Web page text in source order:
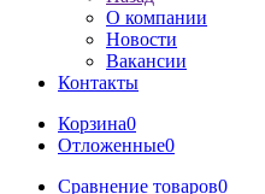
О компании
Новости
Вакансии
Контакты
Корзина0
Отложенные0
Сравнение товаров0